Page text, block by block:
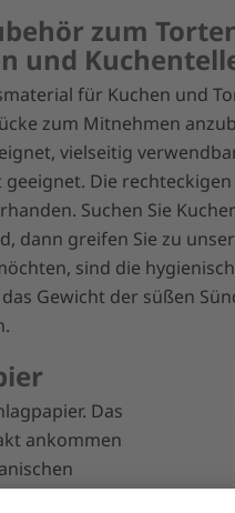
zum
und
für Kuchen und
zum Mitnehmen
vielseitig
Die
Suchen Sie
dann greifen Sie zu
sind die
Gewicht der süßen
Das
ankommen
zu